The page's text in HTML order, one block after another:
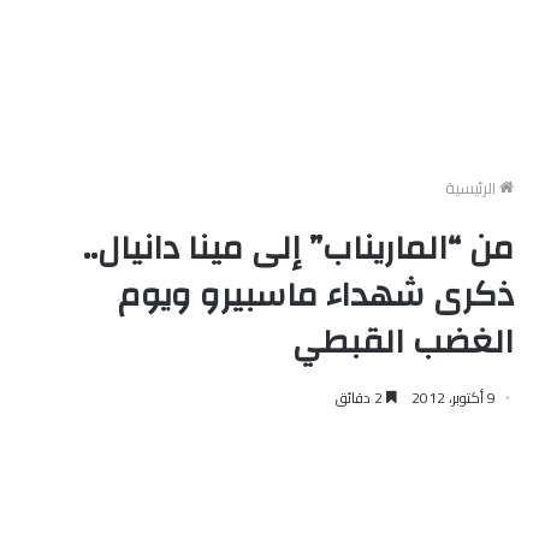
الرئيسية
من “الماريناب” إلى مينا دانيال..
ذكرى شهداء ماسبيرو ويوم
الغضب القبطي
9 أكتوبر، 2012